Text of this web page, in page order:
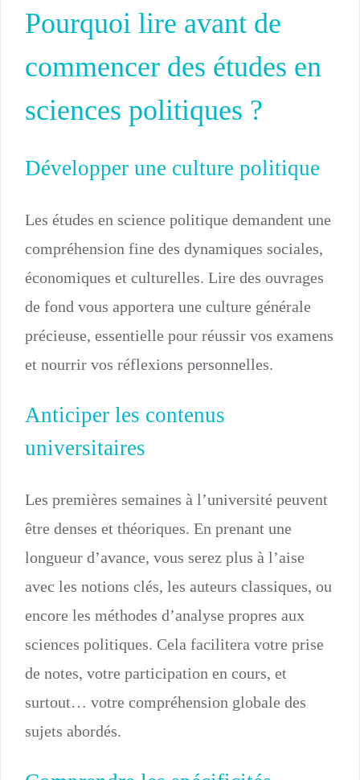
Pourquoi lire avant de
commencer des études en
sciences politiques ?
Développer une culture politique
Les études en science politique demandent une
compréhension fine des dynamiques sociales,
économiques et culturelles. Lire des ouvrages
de fond vous apportera une culture générale
précieuse, essentielle pour réussir vos examens
et nourrir vos réflexions personnelles.
Anticiper les contenus
universitaires
Les premières semaines à l’université peuvent
être denses et théoriques. En prenant une
longueur d’avance, vous serez plus à l’aise
avec les notions clés, les auteurs classiques, ou
encore les méthodes d’analyse propres aux
sciences politiques. Cela facilitera votre prise
de notes, votre participation en cours, et
surtout… votre compréhension globale des
sujets abordés.